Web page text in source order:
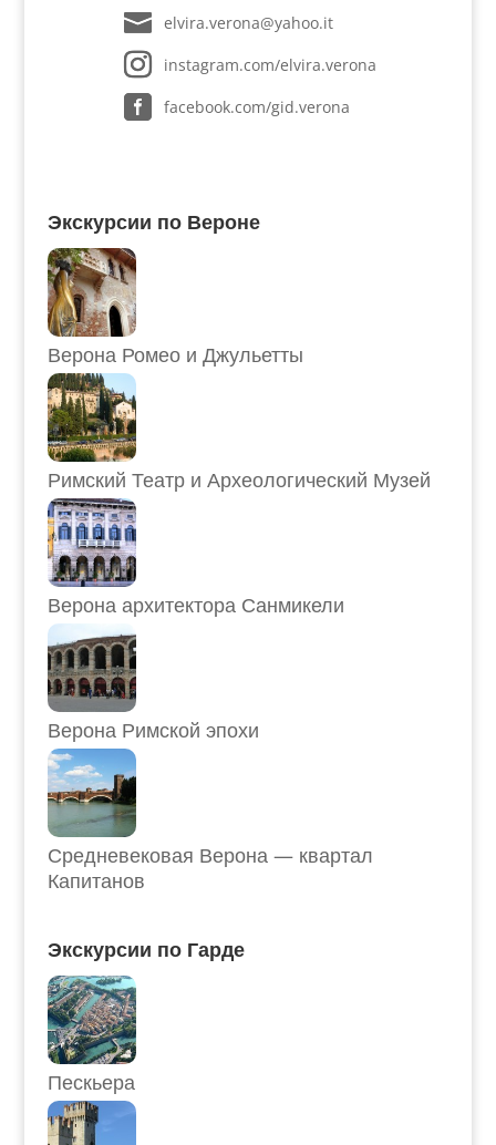
elvira.verona@yahoo.it
instagram.com/elvira.verona
facebook.com/gid.verona
Экскурсии по Вероне
Верона Ромео и Джульетты
Римский Театр и Археологический Музей
Верона архитектора Санмикели
Верона Римской эпохи
Средневековая Верона — квартал
Капитанов
Экскурсии по Гарде
Пескьера